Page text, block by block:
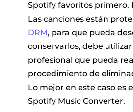
Spotify favoritos primero.
Las canciones están
DRM, para que pueda
conservarlos, debe
profesional que pueda
procedimiento de
Lo mejor en este caso es
Spotify Music Converter.